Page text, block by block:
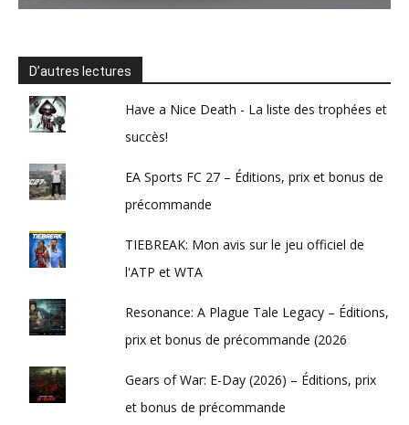
D’autres lectures
Have a Nice Death - La liste des trophées et
succès!
EA Sports FC 27 – Éditions, prix et bonus de
précommande
TIEBREAK: Mon avis sur le jeu officiel de
l'ATP et WTA
Resonance: A Plague Tale Legacy – Éditions,
prix et bonus de précommande (2026
Gears of War: E-Day (2026) – Éditions, prix
et bonus de précommande